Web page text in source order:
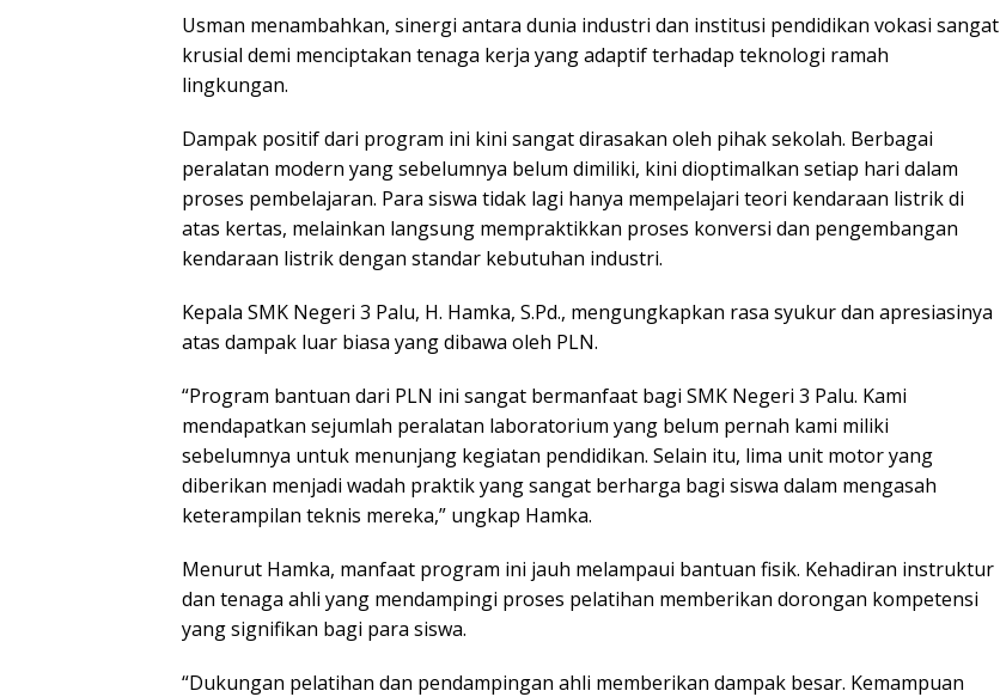
Usman menambahkan, sinergi antara dunia industri dan institusi pendidikan vokasi sangat
krusial demi menciptakan tenaga kerja yang adaptif terhadap teknologi ramah
lingkungan.
Dampak positif dari program ini kini sangat dirasakan oleh pihak sekolah. Berbagai
peralatan modern yang sebelumnya belum dimiliki, kini dioptimalkan setiap hari dalam
proses pembelajaran. Para siswa tidak lagi hanya mempelajari teori kendaraan listrik di
atas kertas, melainkan langsung mempraktikkan proses konversi dan pengembangan
kendaraan listrik dengan standar kebutuhan industri.
Kepala SMK Negeri 3 Palu, H. Hamka, S.Pd., mengungkapkan rasa syukur dan apresiasinya
atas dampak luar biasa yang dibawa oleh PLN.
“Program bantuan dari PLN ini sangat bermanfaat bagi SMK Negeri 3 Palu. Kami
mendapatkan sejumlah peralatan laboratorium yang belum pernah kami miliki
sebelumnya untuk menunjang kegiatan pendidikan. Selain itu, lima unit motor yang
diberikan menjadi wadah praktik yang sangat berharga bagi siswa dalam mengasah
keterampilan teknis mereka,” ungkap Hamka.
Menurut Hamka, manfaat program ini jauh melampaui bantuan fisik. Kehadiran instruktur
dan tenaga ahli yang mendampingi proses pelatihan memberikan dorongan kompetensi
yang signifikan bagi para siswa.
“Dukungan pelatihan dan pendampingan ahli memberikan dampak besar. Kemampuan